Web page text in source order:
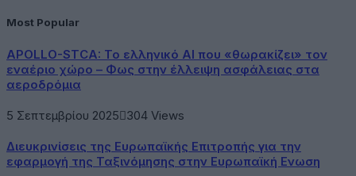
Most Popular
APOLLO-STCA: Το ελληνικό AI που «θωρακίζει» τον
εναέριο χώρο – Φως στην έλλειψη ασφάλειας στα
αεροδρόμια
5 Σεπτεμβρίου 2025 304 Views
Διευκρινίσεις της Ευρωπαϊκής Επιτροπής για την
εφαρμογή της Ταξινόμησης στην Ευρωπαϊκή Ενωση